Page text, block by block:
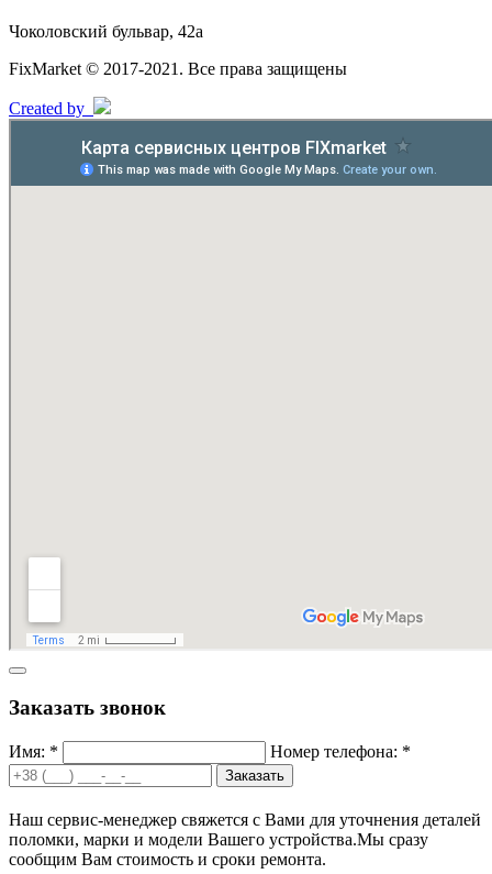
Чоколовский бульвар, 42а
FixMarket © 2017-2021. Все права защищены
Created by
Заказать звонок
Имя: * Номер телефона: *
Заказать
Наш сервис-менеджер свяжется с Вами для уточнения деталей
поломки, марки и модели Вашего устройства.Мы сразу
сообщим Вам стоимость и сроки ремонта.